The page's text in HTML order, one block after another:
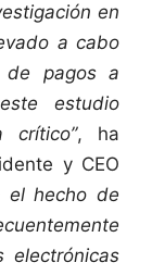
en
a cabo
pagos a
estudio
, ha
y CEO
el hecho de
electrónicas